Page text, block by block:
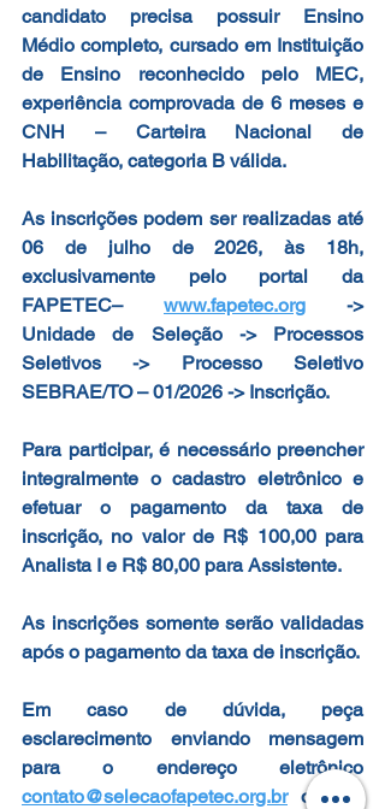
candidato precisa possuir Ensino
Médio completo, cursado em Instituição
de Ensino reconhecido pelo MEC,
experiência comprovada de 6 meses e
CNH – Carteira Nacional de
Habilitação, categoria B válida.
06 de julho de 2026, às 18h,
exclusivamente pelo portal da
FAPETEC– www.fapetec.org ->
Unidade de Seleção -> Processos
Seletivos -> Processo Seletivo
SEBRAE/TO – 01/2026 -> Inscrição.
Para participar, é necessário preencher
integralmente o cadastro eletrônico e
efetuar o pagamento da taxa de
inscrição, no valor de R$ 100,00 para
Analista I e R$ 80,00 para Assistente.
As inscrições somente serão validadas
após o pagamento da taxa de inscrição.
Em caso de dúvida, peça
esclarecimento enviando mensagem
contato@selecaofapetec.org.br ou por